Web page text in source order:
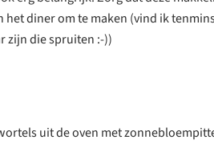
het diner om te maken (vind ik
zijn die spruiten :-))
uit de oven met